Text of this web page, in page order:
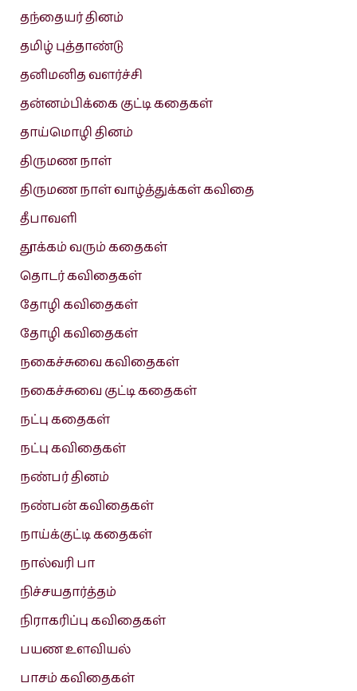
தந்தையர் தினம்
தமிழ் புத்தாண்டு
தனிமனித வளர்ச்சி
தன்னம்பிக்கை குட்டி கதைகள்
தாய்மொழி தினம்
திருமண நாள்
திருமண நாள் வாழ்த்துக்கள் கவிதை
தீபாவளி
தூக்கம் வரும் கதைகள்
தொடர் கவிதைகள்
தோழி கவிதைகள்
தோழி கவிதைகள்
நகைச்சுவை கவிதைகள்
நகைச்சுவை குட்டி கதைகள்
நட்பு கதைகள்
நட்பு கவிதைகள்
நண்பர் தினம்
நண்பன் கவிதைகள்
நாய்க்குட்டி கதைகள்
நால்வரி பா
நிச்சயதார்த்தம்
நிராகரிப்பு கவிதைகள்
பயண உளவியல்
பாசம் கவிதைகள்